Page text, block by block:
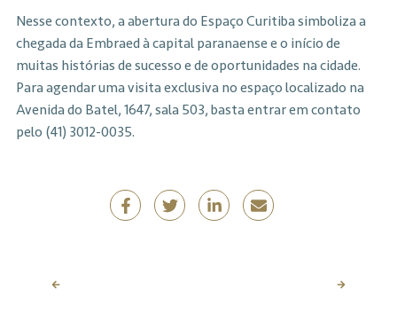
Nesse contexto, a abertura do Espaço Curitiba simboliza a
chegada da Embraed à capital paranaense e o início de
muitas histórias de sucesso e de oportunidades na cidade.
Para agendar uma visita exclusiva no espaço localizado na
Avenida do Batel, 1647, sala 503, basta entrar em contato
pelo (41) 3012-0035.